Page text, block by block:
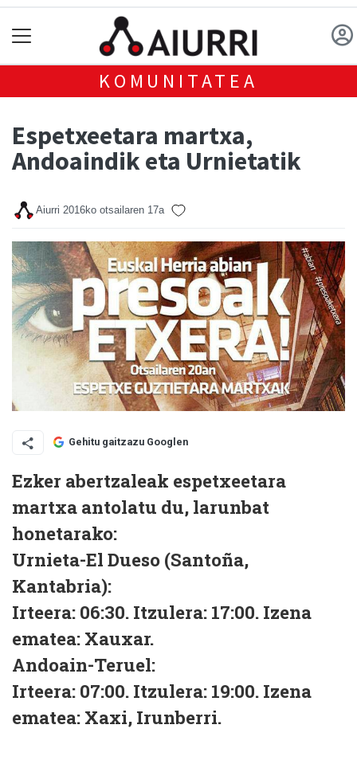
KOMUNITATEA
Espetxeetara martxa,
Andoaindik eta Urnietatik
Aiurri 2016ko otsailaren 17a
Gehitu gaitzazu Googlen
Ezker abertzaleak espetxeetara
martxa antolatu du, larunbat
honetarako:
Urnieta-El Dueso (Santoña,
Kantabria):
Irteera: 06:30. Itzulera: 17:00. Izena
ematea: Xauxar.
Andoain-Teruel:
Irteera: 07:00. Itzulera: 19:00. Izena
ematea: Xaxi, Irunberri.